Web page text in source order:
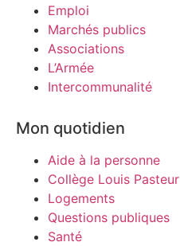
Emploi
Marchés publics
Associations
L’Armée
Intercommunalité
Mon quotidien
Aide à la personne
Collège Louis Pasteur
Logements
Questions publiques
Santé